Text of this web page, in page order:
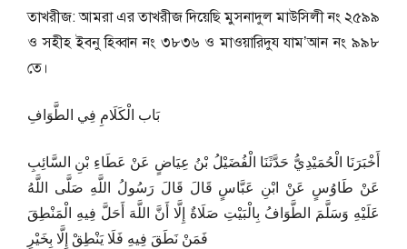
তাখরীজ: আমরা এর তাখরীজ দিয়েছি মুসনাদুল মাউসিলী নং ২৫৯৯
ও সহীহ ইবনু হিব্বান নং ৩৮৩৬ ও মাওয়ারিদুয যাম’আন নং ৯৯৮
তে।
بَاب الْكَلَامِ فِي الطَّوَافِ
أَخْبَرَنَا الْحُمَيْدِيُّ حَدَّثَنَا الْفُضَيْلُ بْنُ عِيَاضٍ عَنْ عَطَاءِ بْنِ السَّائِبِ
عَنْ طَاوُسٍ عَنْ ابْنِ عَبَّاسٍ قَالَ قَالَ رَسُولُ اللَّهِ صَلَّى اللَّهُ
عَلَيْهِ وَسَلَّمَ الطَّوَافُ بِالْبَيْتِ صَلَاةٌ إِلَّا أَنَّ اللَّهَ أَحَلَّ فِيهِ الْمَنْطِقَ
فَمَنْ نَطَقَ فِيهِ فَلَا يَنْطِقْ إِلَّا بِخَيْرٍ